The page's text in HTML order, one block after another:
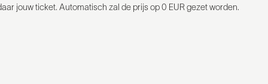
jouw ticket. Automatisch zal de prijs op 0 EUR gezet worden.